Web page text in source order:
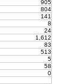
905
804
141
8
24
1,612
83
513
5
58
0